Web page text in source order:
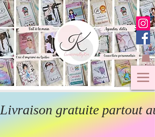
Livraison gratuite partout